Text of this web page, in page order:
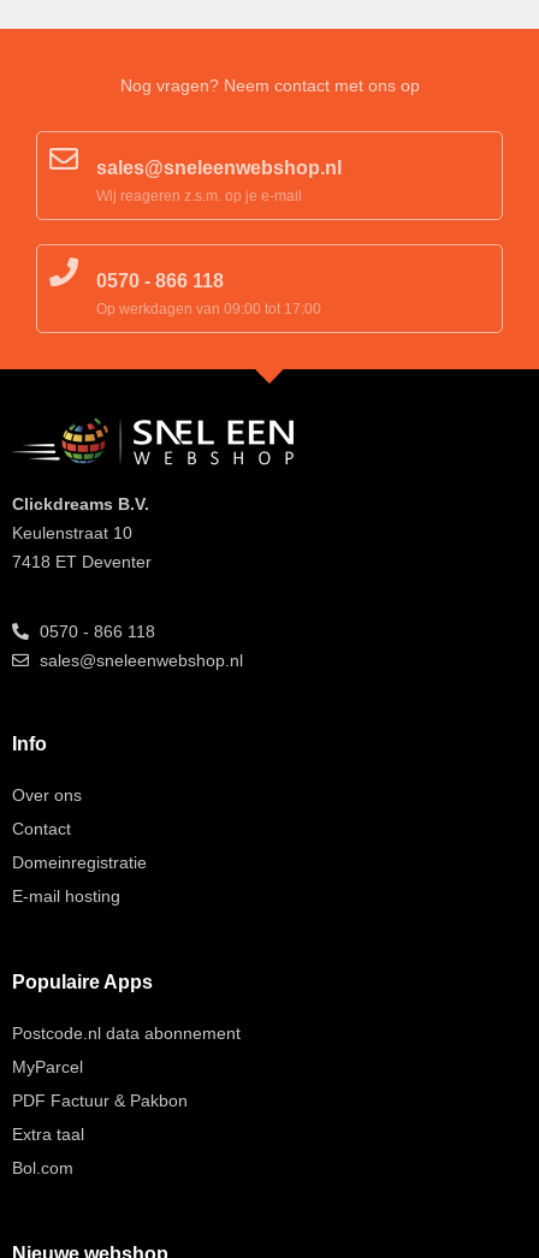
Nog vragen? Neem contact met ons op
sales@sneleenwebshop.nl
Wij reageren z.s.m. op je e-mail
0570 - 866 118
Op werkdagen van 09:00 tot 17:00
Clickdreams B.V.
Keulenstraat 10
7418 ET Deventer
0570 - 866 118
sales@sneleenwebshop.nl
Info
Over ons
Contact
Domeinregistratie
E-mail hosting
Populaire Apps
Postcode.nl data abonnement
MyParcel
PDF Factuur & Pakbon
Extra taal
Bol.com
Nieuwe webshop